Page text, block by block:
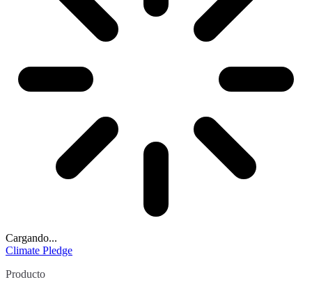
Cargando...
Climate Pledge
Producto